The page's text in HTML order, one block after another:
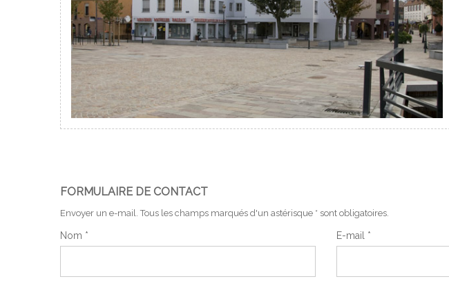
FORMULAIRE DE CONTACT
Envoyer un e-mail. Tous les champs marqués d'un astérisque * sont obligatoires.
Nom * E-mail *